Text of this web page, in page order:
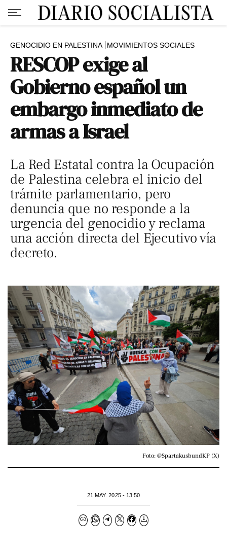
GENOCIDIO EN PALESTINA MOVIMIENTOS SOCIALES
RESCOP exige al
Gobierno español un
embargo inmediato de
armas a Israel
La Red Estatal contra la Ocupación
de Palestina celebra el inicio del
trámite parlamentario, pero
denuncia que no responde a la
urgencia del genocidio y reclama
una acción directa del Ejecutivo vía
decreto.
Foto: @SpartakusbundKP (X)
21 MAY. 2025 - 13:50